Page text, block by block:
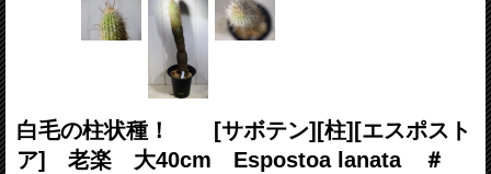
白毛の柱状種！ [サボテン][柱][エスポスト
ア] 老楽 大40cm Espostoa lanata ＃